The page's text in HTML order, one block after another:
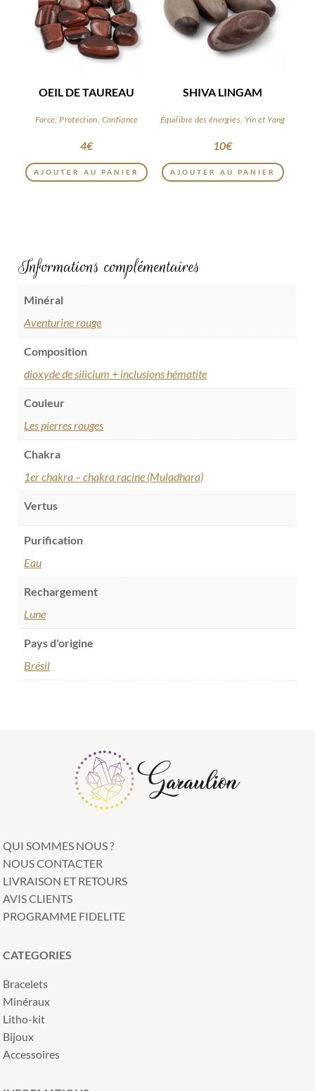
OEIL DE TAUREAU
Force, Protection, Confiance
4€
AJOUTER AU PANIER
SHIVA LINGAM
Équilibre des énergies, Yin et Yang
10€
AJOUTER AU PANIER
Informations complémentaires
Minéral
Aventurine rouge
Composition
dioxyde de silicium + inclusions hématite
Couleur
Les pierres rouges
Chakra
1er chakra – chakra racine (Muladhara)
Vertus
Purification
Eau
Rechargement
Lune
Pays d'origine
Brésil
QUI SOMMES NOUS ?
NOUS CONTACTER
LIVRAISON ET RETOURS
AVIS CLIENTS
PROGRAMME FIDELITE
CATEGORIES
Bracelets
Minéraux
Litho-kit
Bijoux
Accessoires